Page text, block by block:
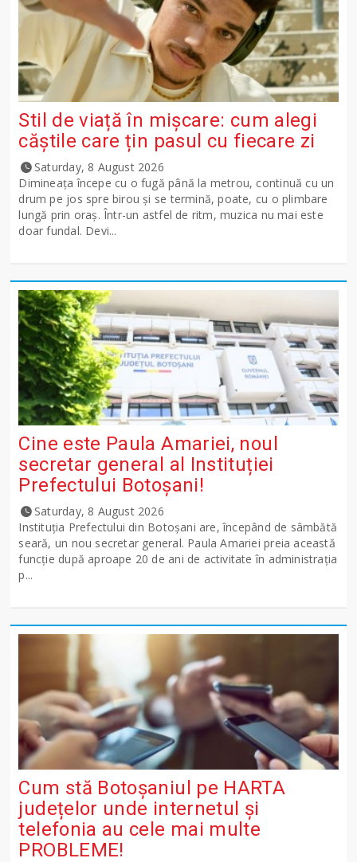
Stil de viață în mișcare: cum alegi
căștile care țin pasul cu fiecare zi
Saturday, 8 August 2026
Dimineața începe cu o fugă până la metrou, continuă cu un
drum pe jos spre birou și se termină, poate, cu o plimbare
lungă prin oraș. Într-un astfel de ritm, muzica nu mai este
doar fundal. Devi...
Cine este Paula Amariei, noul
secretar general al Instituției
Prefectului Botoșani!
Saturday, 8 August 2026
Instituția Prefectului din Botoșani are, începând de sâmbătă
seară, un nou secretar general. Paula Amariei preia această
funcție după aproape 20 de ani de activitate în administrația
p...
Cum stă Botoșaniul pe HARTA
județelor unde internetul și
telefonia au cele mai multe
PROBLEME!